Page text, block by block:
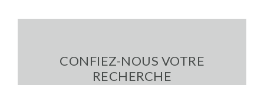
CONFIEZ-NOUS VOTRE
RECHERCHE